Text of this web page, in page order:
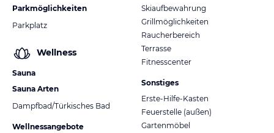
Parkmöglichkeiten
Parkplatz
Wellness
Sauna
Sauna Arten
Dampfbad/Türkisches Bad
Wellnessangebote
Skiaufbewahrung
Grillmöglichkeiten
Raucherbereich
Terrasse
Fitnesscenter
Sonstiges
Erste-Hilfe-Kasten
Feuerstelle (außen)
Gartenmöbel